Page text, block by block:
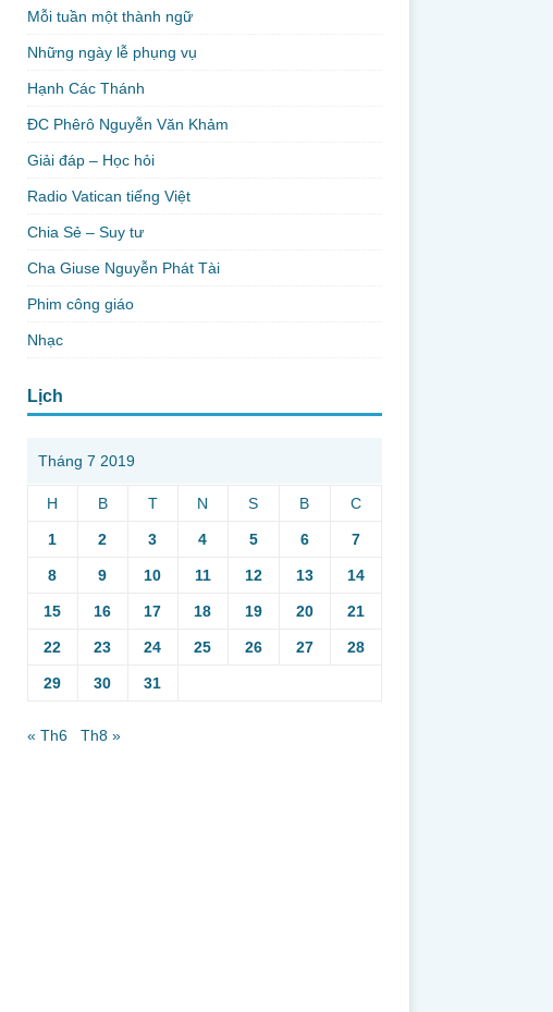
Mỗi tuần một thành ngữ
Những ngày lễ phụng vụ
Hạnh Các Thánh
ĐC Phêrô Nguyễn Văn Khảm
Giải đáp – Học hỏi
Radio Vatican tiếng Việt
Chia Sẻ – Suy tư
Cha Giuse Nguyễn Phát Tài
Phim công giáo
Nhạc
Lịch
Tháng 7 2019
H B T N S B C
1 2 3 4 5 6 7
8 9 10 11 12 13 14
15 16 17 18 19 20 21
22 23 24 25 26 27 28
29 30 31
« Th6 Th8 »